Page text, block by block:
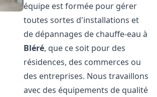
équipe est formée pour gérer
toutes sortes d'installations et
de dépannages de chauffe-eau à
Bléré, que ce soit pour des
résidences, des commerces ou
des entreprises. Nous travaillons
avec des équipements de qualité